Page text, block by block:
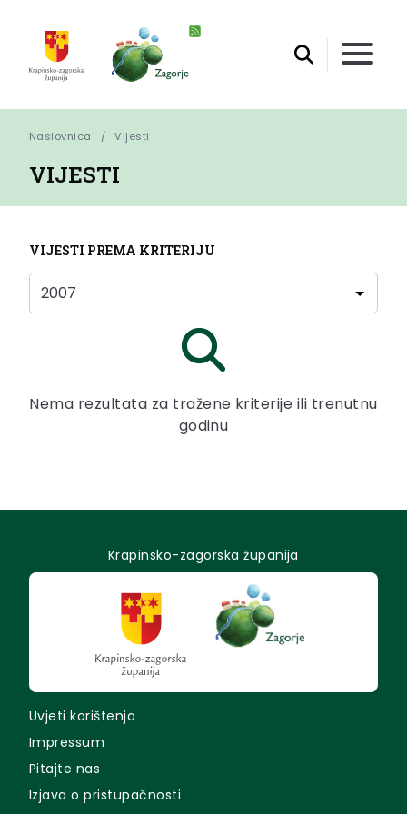
Naslovnica Vijesti
VIJESTI
VIJESTI PREMA KRITERIJU
Nema rezultata za tražene kriterije ili trenutnu
godinu
Krapinsko-zagorska županija
Uvjeti korištenja
Impressum
Pitajte nas
Izjava o pristupačnosti